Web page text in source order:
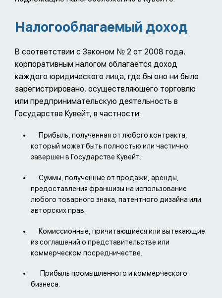
Налогооблагаемый доход
В соответствии с Законом № 2 от 2008 года,
корпоративным налогом облагается доход
каждого юридического лица, где бы оно ни было
зарегистрировано, осуществляющего торговлю
или предпринимательскую деятельность в
Государстве Кувейт, в частности:
Прибыль, полученная от любого контракта,
который может быть полностью или частично
завершен в Государстве Кувейт.
Суммы, полученные от продажи, аренды,
предоставления франшизы на использование
любого товарного знака, патентного дизайна или
авторских прав.
Комиссионные, причитающиеся или вытекающие
из соглашений о представительстве или
коммерческом посредничестве.
Прибыль промышленного и коммерческого
бизнеса.